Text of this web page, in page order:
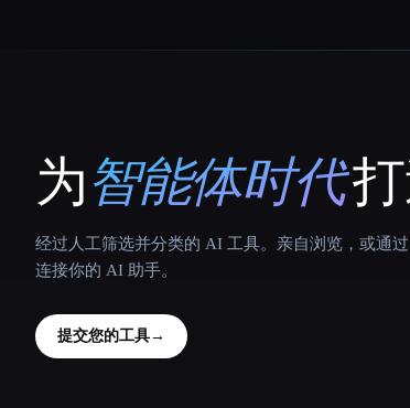
That AI Collection
为智能体时代
经过人工筛选并分类的 AI 工具。亲自浏览，或通过
连接你的 AI 助手。
提交您的工具→